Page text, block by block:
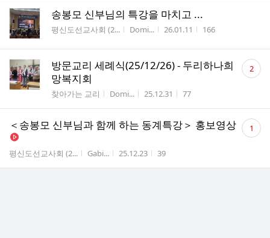
송봉모 신부님의 특강을 마치고 ...
게시판명
평신도선교사회 (2... 작성자
Domi... 작성시간
26.01.11 조회수
166
방문교리 세례식(25/12/26) - 두리하나희
망복지회
게시판명
찾아가는 교리 작성자
Domi... 작성시간
25.12.31 조회수
77
댓
글 2
＜송봉모 신부님과 함께 하는 동계특강＞ 홍보영상
게시판명
평신도선교사회 (2... 작성자
Gabi... 작성시간
25.12.23 조회수
39
댓
글 1